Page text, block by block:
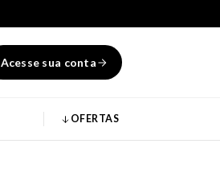
Acesse sua conta
OFERTAS